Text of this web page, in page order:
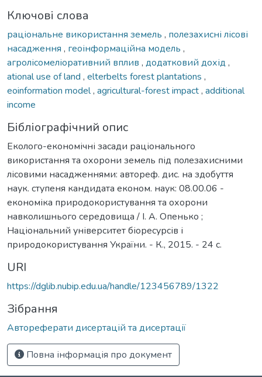
Ключові слова
раціональне використання земель , полезахисні лісові
насадження , геоінформаційна модель ,
агролісомеліоративний вплив , додатковий дохід ,
ational use of land , elterbelts forest plantations ,
eoinformation model, agricultural-forest impact, additional
income
Бібліографічний опис
Еколого-економічні засади раціонального
використання та охорони земель під полезахисними
лісовими насадженнями: автореф. дис. на здобуття
наук. ступеня кандидата економ. наук: 08.00.06 -
економіка природокористування та охорони
навколишнього середовища / І. А. Опенько ;
Національний університет біоресурсів і
природокористування України. - К., 2015. - 24 с.
URI
https://dglib.nubip.edu.ua/handle/123456789/1322
Зібрання
Автореферати дисертацій та дисертації
Повна інформація про документ